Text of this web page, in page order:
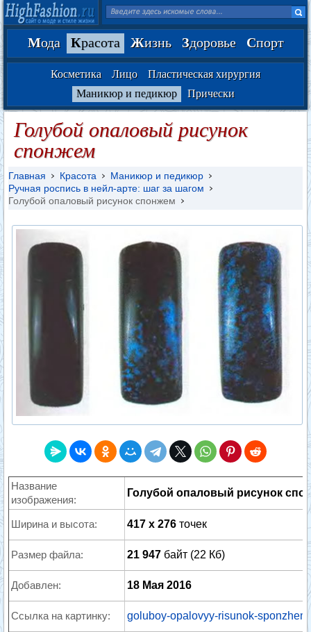
Мода Красота Жизнь Здоровье Спорт
Косметика Лицо
Пластическая хирургия
Маникюр и педикюр
Прически
Голубой опаловый рисунок
спонжем
Главная Красота
Маникюр и педикюр
Ручная роспись в нейл-арте: шаг за шагом
Голубой опаловый рисунок спонжем
Название
изображения:
Голубой опаловый рисунок
Ширина и высота: 417 x 276 точек
Размер файла: 21 947 байт (22 Кб)
Добавлен: 18 Мая 2016
Ссылка на картинку: goluboy-opalovyy-risunok-